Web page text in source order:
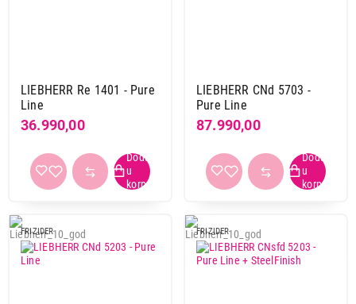
LIEBHERR Re 1401 - Pure
Line
36.990,00
LIEBHERR CNd 5703 -
Pure Line
87.990,00
FRIZIDER FRIZIDER